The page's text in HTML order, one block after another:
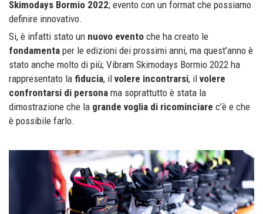
Skimodays Bormio 2022; evento con un format che possiamo
definire innovativo.
Si, è infatti stato un nuovo evento che ha creato le
fondamenta per le edizioni dei prossimi anni, ma quest’anno è
stato anche molto di più; Vibram Skimodays Bormio 2022 ha
rappresentato la fiducia, il volere incontrarsi, il volere
confrontarsi di persona ma soprattutto è stata la
dimostrazione che la grande voglia di ricominciare c’è e che
è possibile farlo.